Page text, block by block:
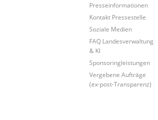
Presseinformationen
Kontakt Pressestelle
Soziale Medien
FAQ Landesverwaltung
& KI
Sponsoringleistungen
Vergebene Aufträge
(ex-post-Transparenz)